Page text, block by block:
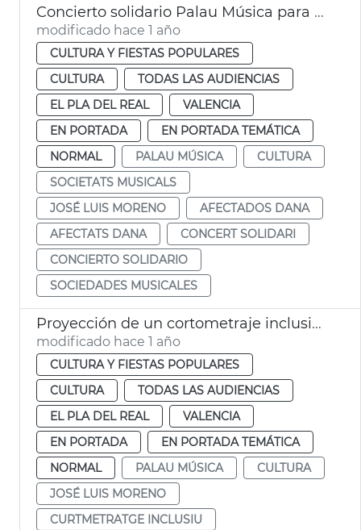
Concierto solidario Palau Música para sociedades musicales y personas afectadas dana
modificado hace 1 año
CULTURA Y FIESTAS POPULARES
CULTURA
TODAS LAS AUDIENCIAS
EL PLA DEL REAL
VALENCIA
EN PORTADA
EN PORTADA TEMÁTICA
NORMAL
PALAU MÚSICA
CULTURA
SOCIETATS MUSICALS
JOSÉ LUIS MORENO
AFECTADOS DANA
AFECTATS DANA
CONCERT SOLIDARI
CONCIERTO SOLIDARIO
SOCIEDADES MUSICALES
Proyección de un cortometraje inclusivo en el Palau
modificado hace 1 año
CULTURA Y FIESTAS POPULARES
CULTURA
TODAS LAS AUDIENCIAS
EL PLA DEL REAL
VALENCIA
EN PORTADA
EN PORTADA TEMÁTICA
NORMAL
PALAU MÚSICA
CULTURA
JOSÉ LUIS MORENO
CURTMETRATGE INCLUSIU